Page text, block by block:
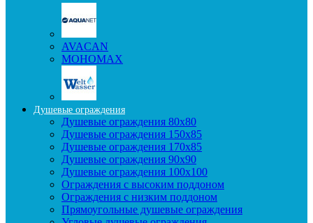
AVACAN
МОНОМАХ
Душевые ограждения
Душевые ограждения 80x80
Душевые ограждения 150x85
Душевые ограждения 170x85
Душевые ограждения 90x90
Душевые ограждения 100x100
Ограждения с высоким поддоном
Ограждения с низким поддоном
Прямоугольные душевые ограждения